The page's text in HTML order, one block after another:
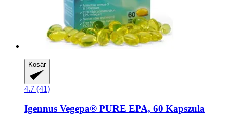
Kosár
4.7 (41)
Igennus Vegepa® PURE EPA, 60 Kapszula